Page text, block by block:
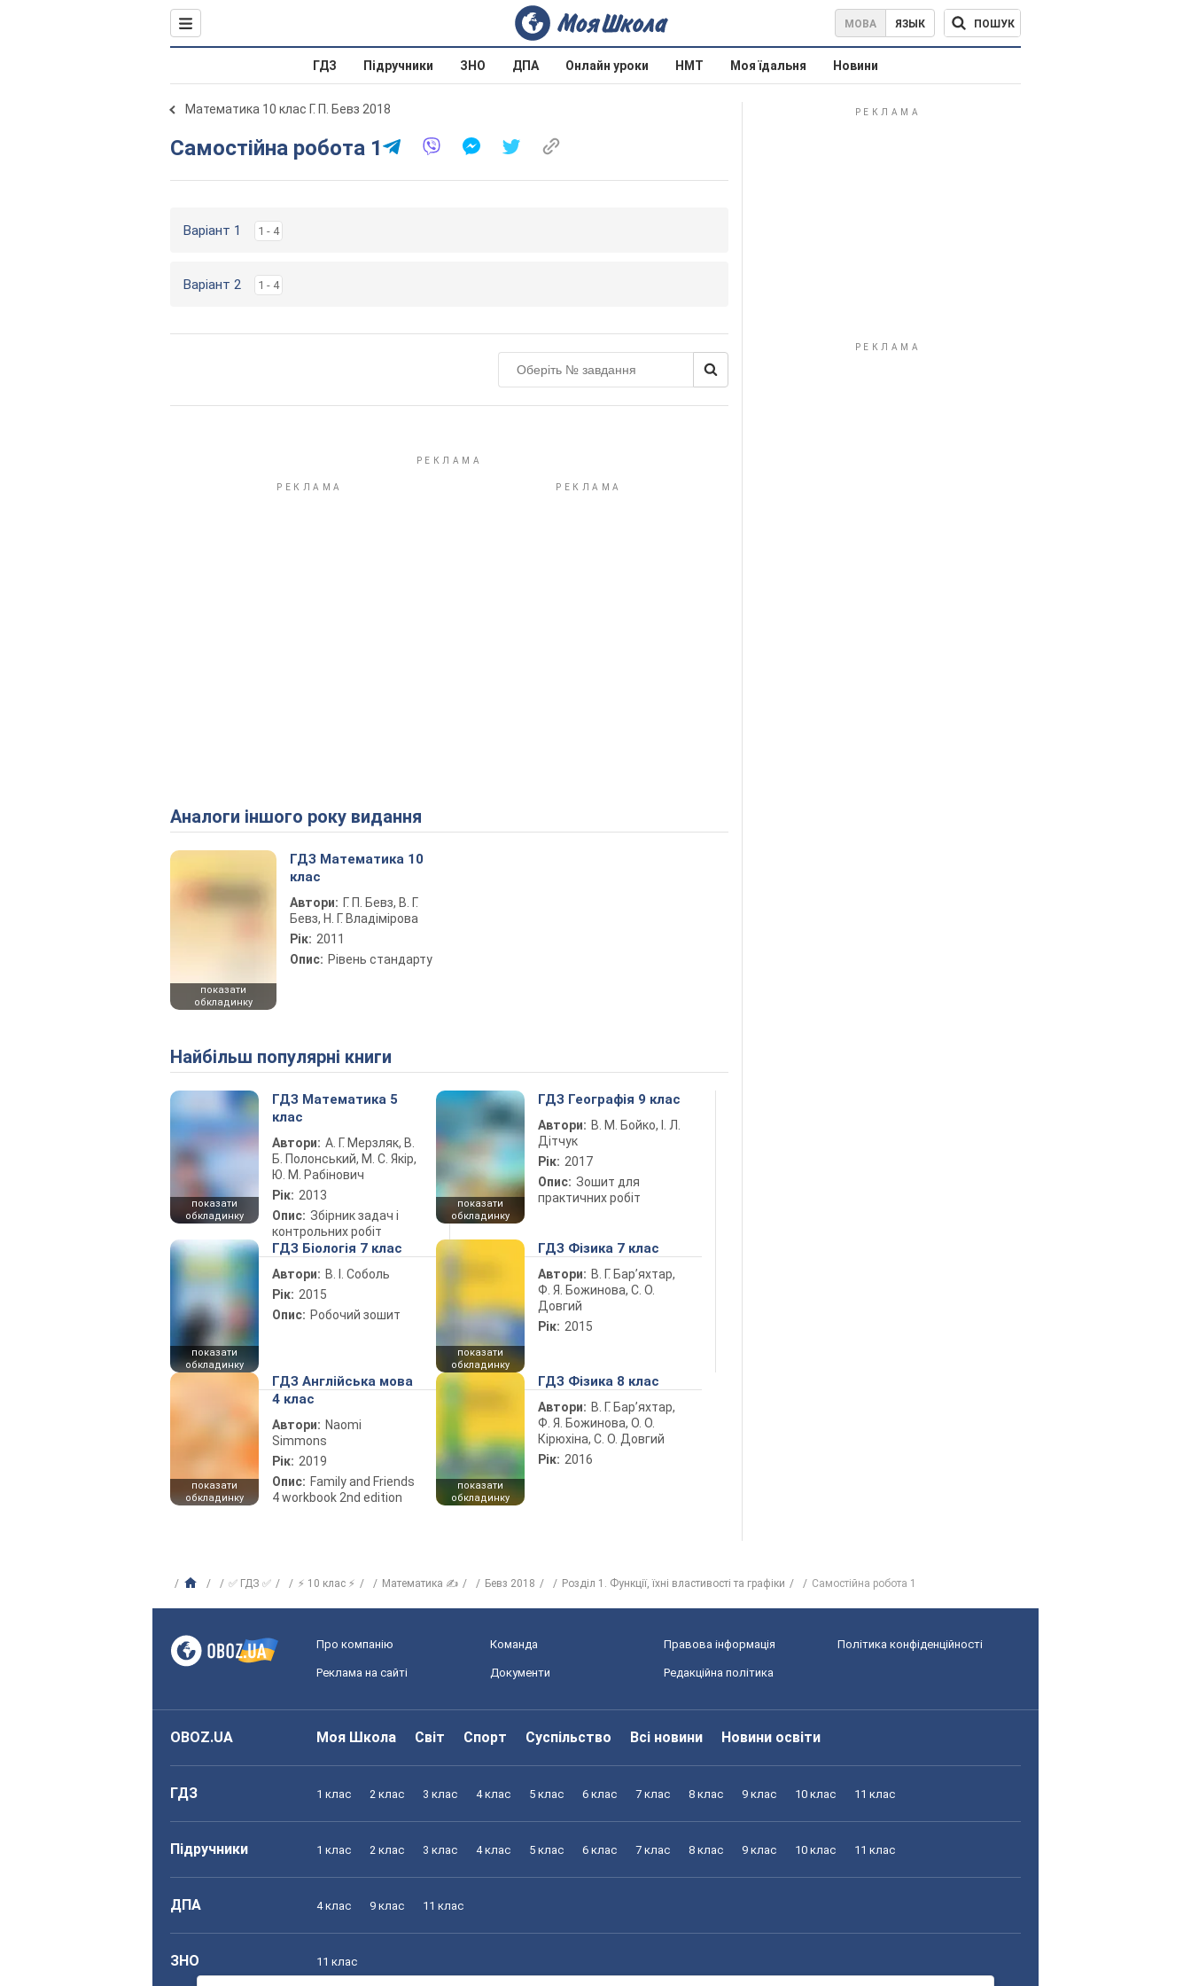
МОВА ЯЗЫК ПОШУК
ГДЗ Підручники ЗНО ДПА Онлайн уроки НМТ Моя їдальня Новини
Математика 10 клас Г. П. Бевз 2018
Самостійна робота 1
Варіант 1 1 - 4
Варіант 2 1 - 4
Аналоги іншого року видання
показати
обкладинку
ГДЗ Математика 10
клас
Автори: Г. П. Бевз, В. Г.
Бевз, Н. Г. Владімірова
Рік: 2011
Опис: Рівень стандарту
Найбільш популярні книги
показати
обкладинку
ГДЗ Математика 5
клас
Автори: А. Г. Мерзляк, В.
Б. Полонський, М. С. Якір,
Ю. М. Рабінович
Рік: 2013
Опис: Збірник задач і
контрольних робіт
показати
обкладинку
ГДЗ Географія 9 клас
Автори: В. М. Бойко, І. Л.
Дітчук
Рік: 2017
Опис: Зошит для
практичних робіт
показати
обкладинку
ГДЗ Біологія 7 клас
Автори: В. І. Соболь
Рік: 2015
Опис: Робочий зошит
показати
обкладинку
ГДЗ Фізика 7 клас
Автори: В. Г. Бар’яхтар,
Ф. Я. Божинова, С. О.
Довгий
Рік: 2015
показати
обкладинку
ГДЗ Англійська мова
4 клас
Автори: Naomi
Simmons
Рік: 2019
Опис: Family and Friends
4 workbook 2nd edition
показати
обкладинку
ГДЗ Фізика 8 клас
Автори: В. Г. Бар’яхтар,
Ф. Я. Божинова, О. О.
Кірюхіна, С. О. Довгий
Рік: 2016
✅ ГДЗ ✅ ⚡ 10 клас ⚡ Математика ✍ Бевз 2018 Розділ 1. Функції, їхні властивості та графіки Самостійна робота 1
Про компанію Команда Правова інформація Політика конфіденційності
Реклама на сайті Документи Редакційна політика
OBOZ.UA Моя Школа Світ Спорт Суспільство Всі новини Новини освіти
ГДЗ 1 клас 2 клас 3 клас 4 клас 5 клас 6 клас 7 клас 8 клас 9 клас 10 клас 11 клас
Підручники 1 клас 2 клас 3 клас 4 клас 5 клас 6 клас 7 клас 8 клас 9 клас 10 клас 11 клас
ДПА 4 клас 9 клас 11 клас
ЗНО 11 клас